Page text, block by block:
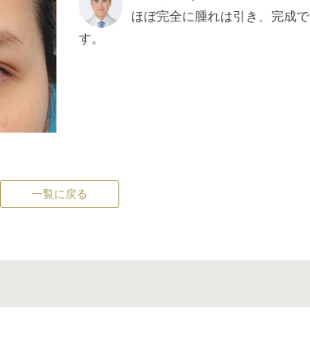
ほぼ完全に腫れは引き、完成で
す。
一覧に戻る